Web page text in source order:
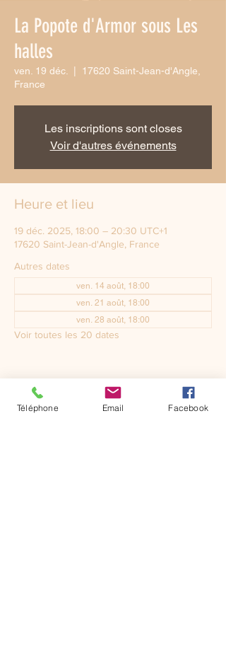
La Popote d'Armor sous Les
halles
ven. 19 déc.
17620 Saint-Jean-d'Angle,
France
Les inscriptions sont closes
Voir d'autres événements
Heure et lieu
19 déc. 2025, 18:00 – 20:30 UTC+1
17620 Saint-Jean-d'Angle, France
Autres dates
ven. 14 août, 18:00
ven. 21 août, 18:00
ven. 28 août, 18:00
Voir toutes les 20 dates
Téléphone Email Facebook